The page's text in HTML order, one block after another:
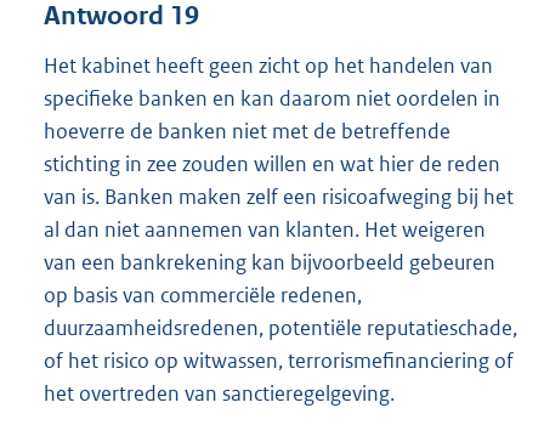
Antwoord 19
Het kabinet heeft geen zicht op het handelen van
specifieke banken en kan daarom niet oordelen in
hoeverre de banken niet met de betreffende
stichting in zee zouden willen en wat hier de reden
van is. Banken maken zelf een risicoafweging bij het
al dan niet aannemen van klanten. Het weigeren
van een bankrekening kan bijvoorbeeld gebeuren
op basis van commerciële redenen,
duurzaamheidsredenen, potentiële reputatieschade,
of het risico op witwassen, terrorismefinanciering of
het overtreden van sanctieregelgeving.